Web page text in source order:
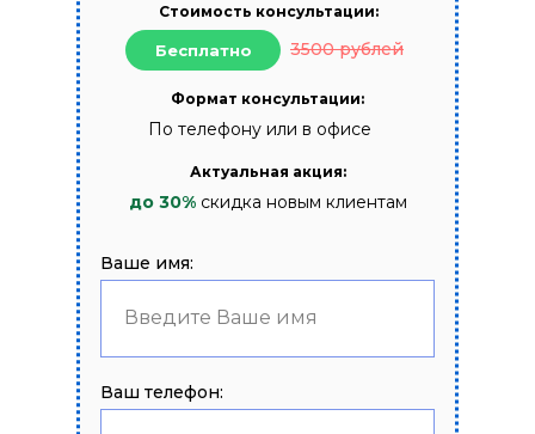
Бесплатно 3500 рублей
Стоимость консультации:
Ваше имя:
Введите Ваше имя
Ваш телефон:
Актуальная акция:
до 30%скидка новым клиентам
Формат консультации:
По телефону или в офисе